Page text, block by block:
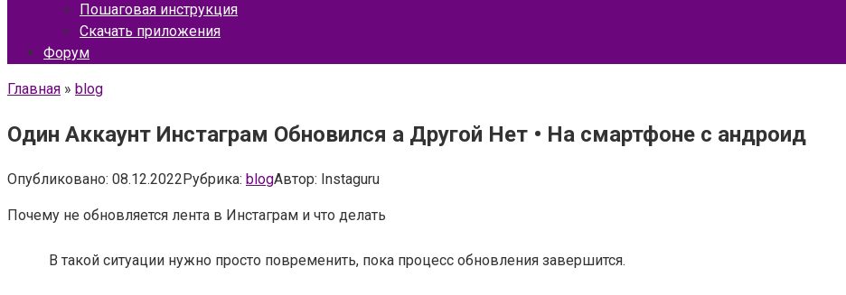
Пошаговая инструкция
Скачать приложения
Форум
Главная » blog
Один Аккаунт Инстаграм Обновился а Другой Нет • На смартфоне с андроид
Опубликовано: 08.12.2022Рубрика: blogАвтор: Instaguru
Почему не обновляется лента в Инстаграм и что делать
В такой ситуации нужно просто повременить, пока процесс обновления завершится.